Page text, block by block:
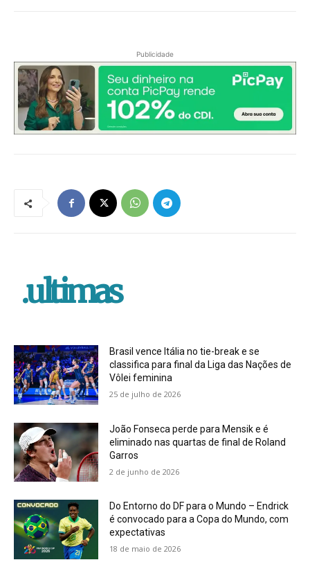
Publicidade
.ultimas
Brasil vence Itália no tie-break e se
classifica para final da Liga das Nações de
Vôlei feminina
25 de julho de 2026
João Fonseca perde para Mensik e é
eliminado nas quartas de final de Roland
Garros
2 de junho de 2026
Do Entorno do DF para o Mundo – Endrick
é convocado para a Copa do Mundo, com
expectativas
18 de maio de 2026